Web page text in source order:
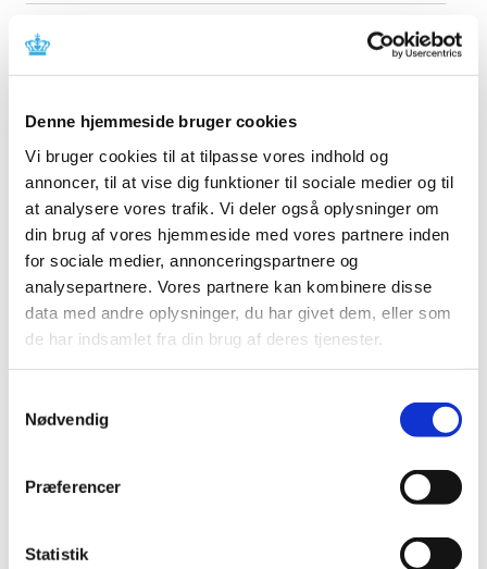
Denne hjemmeside bruger cookies
Vi bruger cookies til at tilpasse vores indhold og
annoncer, til at vise dig funktioner til sociale medier og til
at analysere vores trafik. Vi deler også oplysninger om
din brug af vores hjemmeside med vores partnere inden
for sociale medier, annonceringspartnere og
analysepartnere. Vores partnere kan kombinere disse
data med andre oplysninger, du har givet dem, eller som
de har indsamlet fra din brug af deres tjenester.
Nødvendig
Præferencer
Statistik
Lægemiddelstyrelsen har med virkning fra den 19.
Mimers Kiosken
Mimersgade 66,
2200 København N
Ejet af virksomhed med CVR-nummer: 33595271
Tilladelsen er tilbagekaldt efter en inspektion fra
Sikkerhedsstyrelsen, hvor der blev konstateret en lang
række overtrædelser af betingelserne for at forhandle
håndkøbslægemidler uden for apotek.
Håndkøbsmedicin